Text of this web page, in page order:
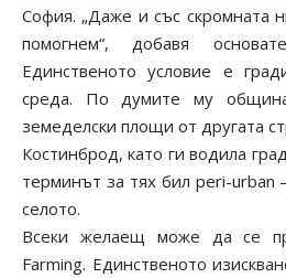
София. „Даже и със скромната
помогнем“, добавя
Единственото условие е
среда. По думите му
земеделски площи от другата
Костинброд, като ги водила
терминът за тях бил peri-
селото.
Всеки желаещ може да се
Farming. Единственото